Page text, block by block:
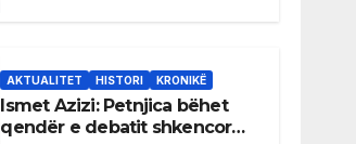
AKTUALITET HISTORI KRONIKË
Ismet Azizi: Petnjica bëhet
qendër e debatit shkencor